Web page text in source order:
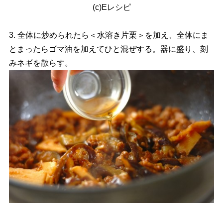
(c)Eレシピ
3. 全体に炒められたら＜水溶き片栗＞を加え、全体にま
とまったらゴマ油を加えてひと混ぜする。器に盛り、刻
みネギを散らす。